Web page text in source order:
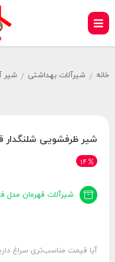
خانه / شیرآلات بهداشتی / شیر
شیر ظرفشویی شلنگدار
14
شیرآلات قهرمان مدل
آیا قیمت مناسب‌تری سراغ